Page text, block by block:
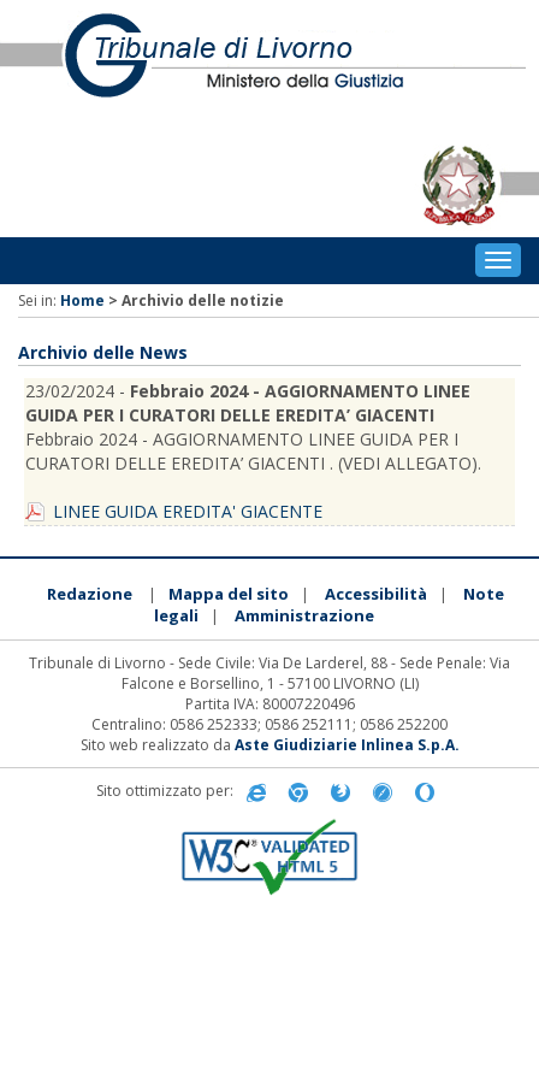
Sei in: Home > Archivio delle notizie
Archivio delle News
23/02/2024 - Febbraio 2024 - AGGIORNAMENTO LINEE
GUIDA PER I CURATORI DELLE EREDITA’ GIACENTI
Febbraio 2024 - AGGIORNAMENTO LINEE GUIDA PER I
CURATORI DELLE EREDITA’ GIACENTI . (VEDI ALLEGATO).
LINEE GUIDA EREDITA' GIACENTE
Redazione | Mappa del sito | Accessibilità |
Note
legali
| Amministrazione
Tribunale di Livorno - Sede Civile: Via De Larderel, 88 - Sede Penale: Via
Falcone e Borsellino, 1 - 57100 LIVORNO (LI)
Partita IVA: 80007220496
Centralino: 0586 252333; 0586 252111; 0586 252200
Sito web realizzato da Aste Giudiziarie Inlinea S.p.A.
Sito ottimizzato per: